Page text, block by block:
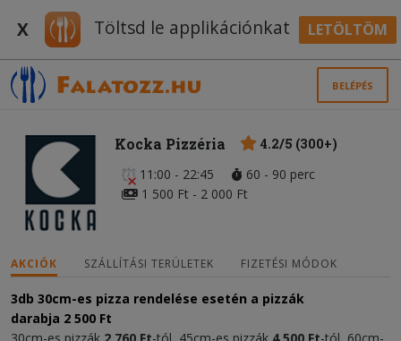
X Töltsd le applikációnkat LETÖLTÖM
BELÉPÉS
Kocka Pizzéria
4.2/5 (300+)
11:00 - 22:45
60 - 90 perc
1 500 Ft - 2 000 Ft
AKCIÓK SZÁLLÍTÁSI TERÜLETEK FIZETÉSI MÓDOK
3db 30cm-es pizza rendelése esetén a pizzák
darabja 2 500 Ft